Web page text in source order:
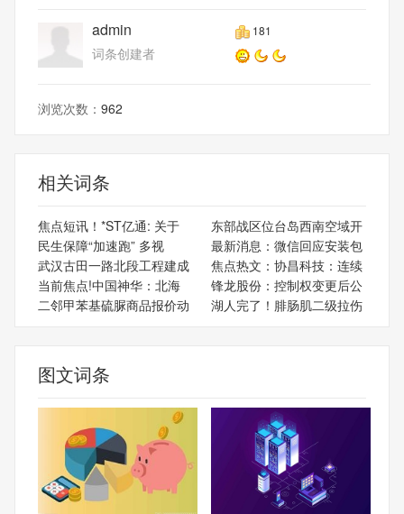
admin 181
词条创建者
浏览次数： 962
相关词条
焦点短讯！*ST亿通: 关于
东部战区位台岛西南空域开
民生保障“加速跑” 多视
最新消息：微信回应安装包
武汉古田一路北段工程建成
焦点热文：协昌科技：连续
当前焦点!中国神华：北海
锋龙股份：控制权变更后公
二邻甲苯基硫脲商品报价动
湖人完了！腓肠肌二级拉伤
图文词条